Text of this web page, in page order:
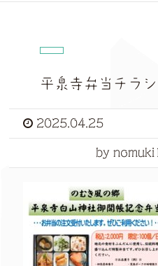
平泉寺弁当チラシ
2025.04.25
by